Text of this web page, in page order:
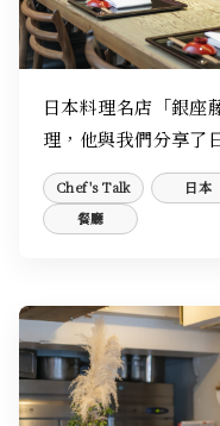
日本料理名店「銀座
理，他與我們分享了
Chef's Talk 日本
餐廳